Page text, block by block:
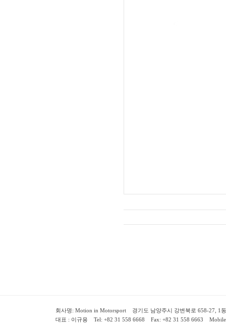
회사명: Motion in Motorsport 경기도 남양주시 강변북로 658-27, 1동
대표 : 이규용 Tel: +82 31 558 6668 Fax: +82 31 558 6663